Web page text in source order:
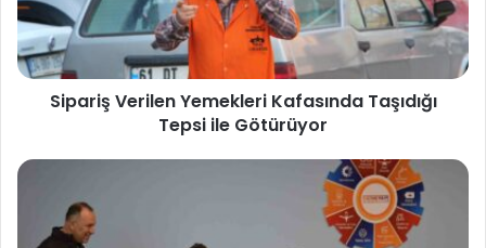
Sipariş Verilen Yemekleri Kafasında Taşıdığı
Tepsi ile Götürüyor